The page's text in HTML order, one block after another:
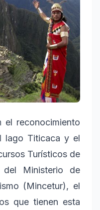
el reconocimiento
lago Titicaca y el
Turísticos de
Ministerio de
(Mincetur), el
que tienen esta